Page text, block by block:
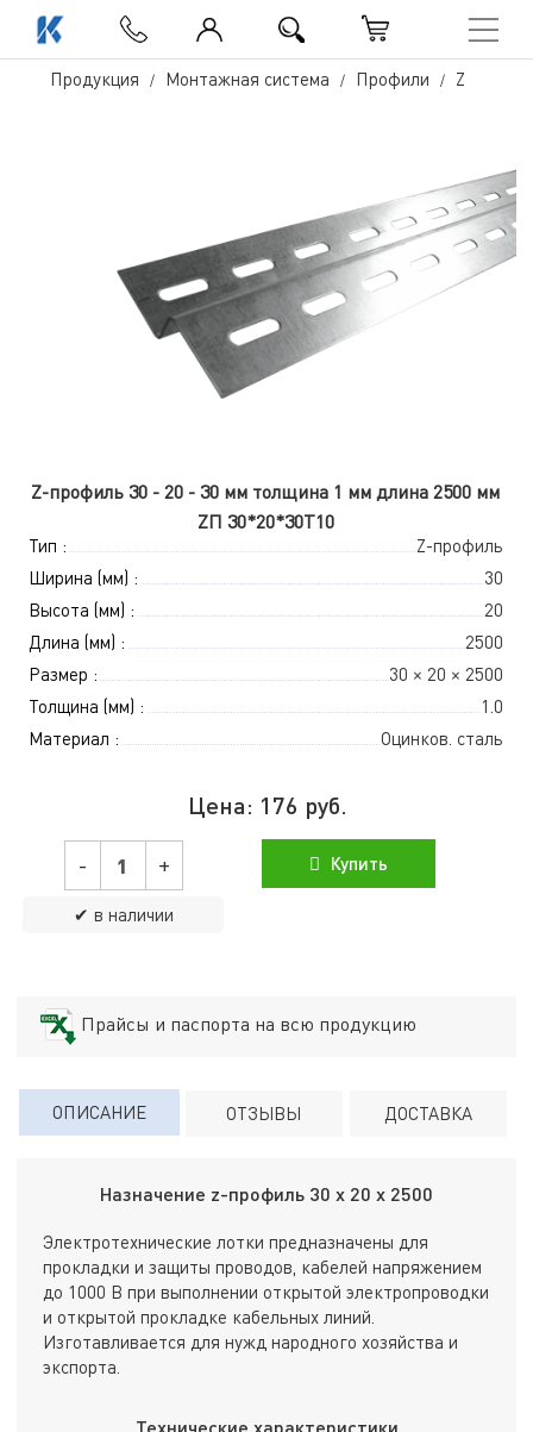
Продукция Монтажная система Профили Z
Z-профиль 30 - 20 - 30 мм толщина 1 мм длина 2500 мм
ZП 30*20*30Т10
Тип :
Z-профиль
Ширина (мм) :
30
Высота (мм) :
20
Длина (мм) :
2500
Размер :
30 × 20 × 2500
Толщина (мм) :
1.0
Материал :
Оцинков. сталь
Цена: 176 руб.
- +
✔ в наличии
Купить
Прайсы и паспорта на всю продукцию
ОПИСАНИЕ ОТЗЫВЫ ДОСТАВКА
Назначение z-профиль 30 х 20 х 2500
Электротехнические лотки предназначены для
прокладки и защиты проводов, кабелей напряжением
до 1000 В при выполнении открытой электропроводки
и открытой прокладке кабельных линий.
Изготавливается для нужд народного хозяйства и
экспорта.
Технические характеристики